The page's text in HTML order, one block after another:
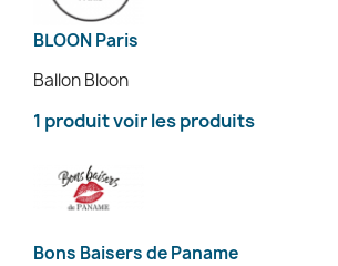
BLOON Paris
Ballon Bloon
1 produitvoir les produits
Bons Baisers de Paname